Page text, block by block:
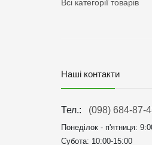
Всі категорії товарів
Наші контакти
Тел.: (098) 684-87-
Понеділок - п'ятниця:
Субота: 10:00-15:00